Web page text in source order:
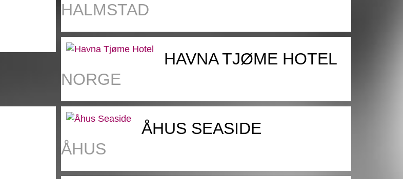
HALMSTAD
HAVNA TJØME HOTEL
NORGE
ÅHUS SEASIDE
ÅHUS